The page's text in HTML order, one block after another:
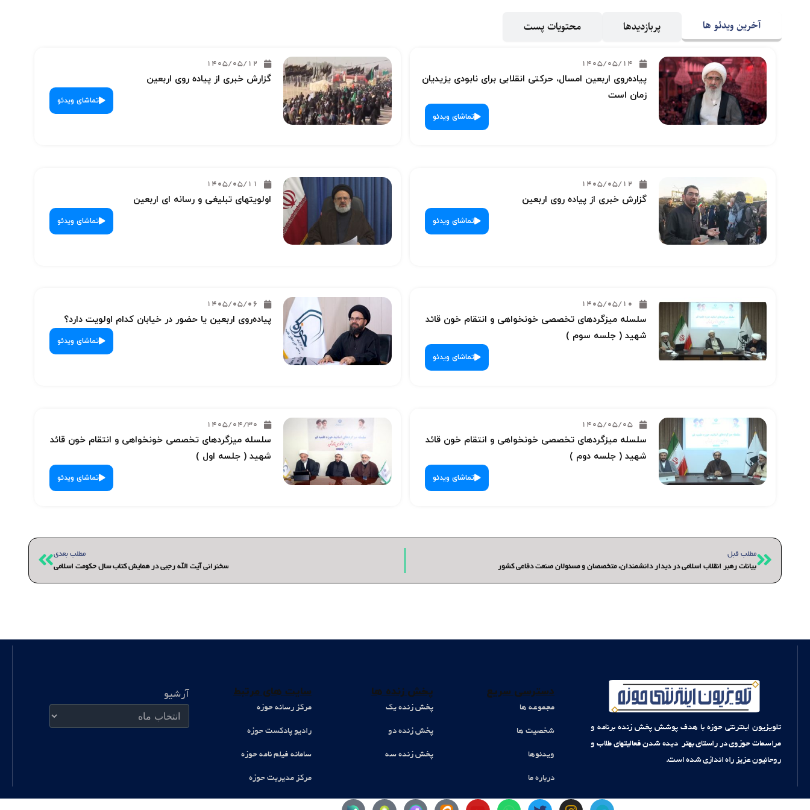
آخرین ویدئو ها پربازدیدها محتویات پست
1405/05/14
پیاده‌روی اربعین امسال، حرکتی انقلابی برای نابودی یزیدیان
زمان است
تماشای ویدئو
1405/05/12
گزارش خبری از پیاده روی اربعین
تماشای ویدئو
1405/05/12
گزارش خبری از پیاده روی اربعین
تماشای ویدئو
1405/05/11
اولویتهای تبلیغی و رسانه ای اربعین
تماشای ویدئو
1405/05/10
سلسله میزگردهای تخصصی خونخواهی و انتقام خون قائد
شهید ( جلسه سوم )
تماشای ویدئو
1405/05/06
پیاده‌روی اربعین یا حضور در خیابان کدام اولویت دارد؟
تماشای ویدئو
1405/05/05
سلسله میزگردهای تخصصی خونخواهی و انتقام خون قائد
شهید ( جلسه دوم )
تماشای ویدئو
1405/04/30
سلسله میزگردهای تخصصی خونخواهی و انتقام خون قائد
شهید ( جلسه اول )
تماشای ویدئو
قبلیمطلب قبل
بیانات رهبر انقلاب اسلامی در دیدار دانشمندان، متخصصان و مسئولان صنعت دفاعی کشور
مطلب بعدی
سخنرانی آیت الله رجبی در همایش کتاب سال حکومت اسلامی
بعدی
تلویزیون اینترنتی حوزه با هدف پوشش پخش زنده برنامه و
مراسمات حوزوی در راستای بهتر دیده شدن فعالیتهای طلاب و
روحانیون عزیز راه اندازی شده است.
دسترسی سریع
مجموعه ها
شخصیت ها
ویدئوها
درباره ما
پخش زنده ها
پخش زنده یک
پخش زنده دو
پخش زنده سه
سایت های مرتبط
مرکز رسانه حوزه
رادیو پادکست حوزه
سامانه فیلم نامه حوزه
مرکز مدیریت حوزه
آرشیو
آرشیو
T
I
T
W
Y